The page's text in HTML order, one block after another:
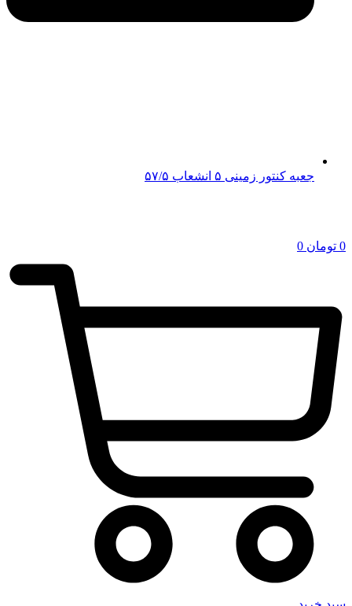
جعبه کنتور زمینی ۵ انشعاب ۵۷/۵
0 تومان 0